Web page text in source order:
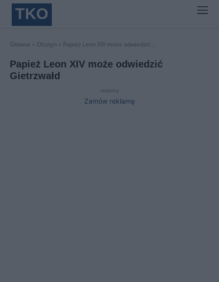
TKO
Główna Olsztyn Papież Leon XIV może odwiedzić...
Papież Leon XIV może odwiedzić
Gietrzwałd
reklama
Zamów reklamę